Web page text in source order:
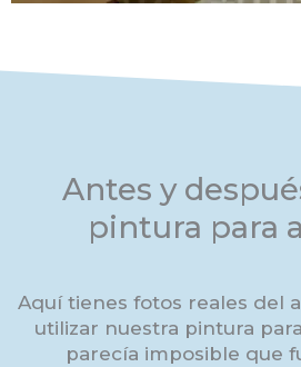
Antes y
pintura para
Aquí tienes fotos reales del
utilizar nuestra pintura
parecía imposible que